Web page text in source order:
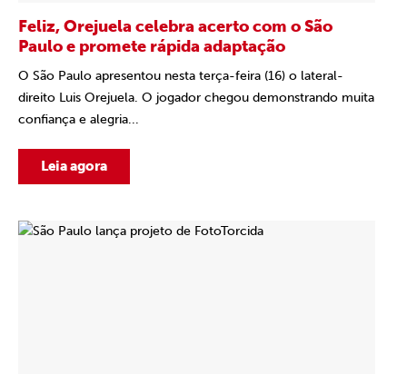
Feliz, Orejuela celebra acerto com o São
Paulo e promete rápida adaptação
O São Paulo apresentou nesta terça-feira (16) o lateral-
direito Luis Orejuela. O jogador chegou demonstrando muita
confiança e alegria...
Leia agora